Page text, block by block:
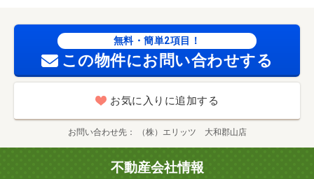
無料・簡単2項目！
この物件にお問い合わせする
お気に入りに追加する
お問い合わせ先 （株）エリッツ 大和郡山店
不動産会社情報